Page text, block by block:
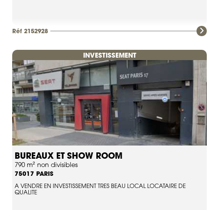
Réf 2152928
INVESTISSEMENT
BUREAUX ET SHOW ROOM
790 m² non divisibles
75017 PARIS
A VENDRE EN INVESTISSEMENT TRES BEAU LOCAL LOCATAIRE DE
QUALITE